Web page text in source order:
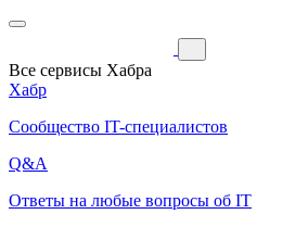
Все сервисы Хабра
Хабр
Сообщество IT-специалистов
Q&A
Ответы на любые вопросы об IT